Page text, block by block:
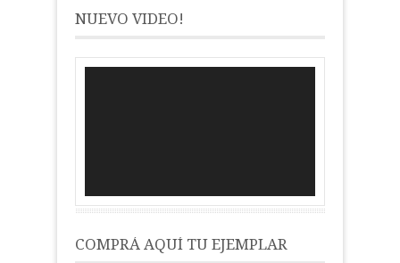
NUEVO VIDEO!
COMPRÁ AQUÍ TU EJEMPLAR